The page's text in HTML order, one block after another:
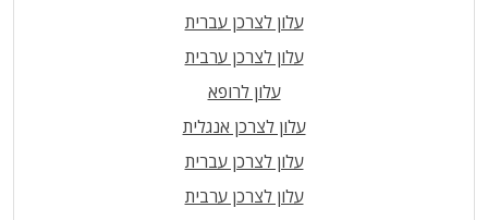
עלון לצרכן עברית
עלון לצרכן ערבית
עלון לרופא
עלון לצרכן אנגלית
עלון לצרכן עברית
עלון לצרכן ערבית